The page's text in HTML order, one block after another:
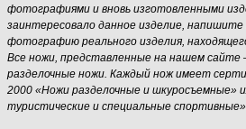
фотографиями и вновь изготовленными
заинтересовало данное изделие,
фотографию реального изделия,
Все ножи, представленные на нашем
разделочные ножи. Каждый нож имеет
2000 «Ножи разделочные и шкуросъемные»
туристические и специальные